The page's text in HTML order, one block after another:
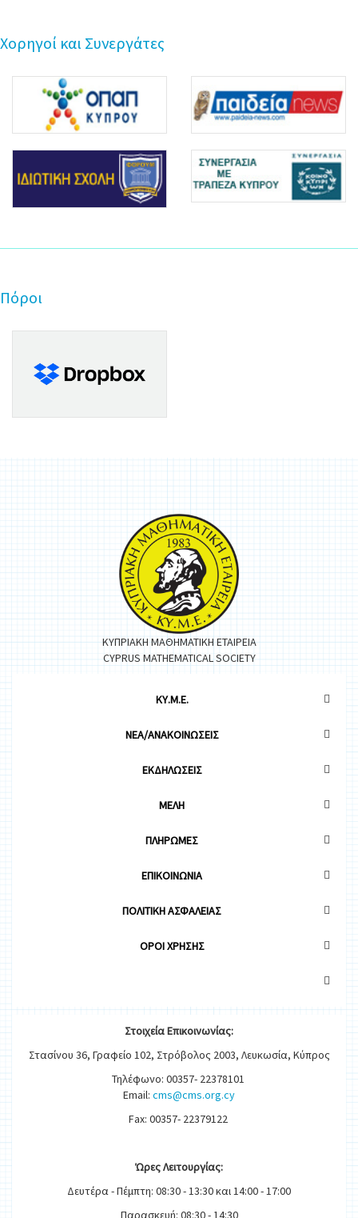
Χορηγοί και Συνεργάτες
Πόροι
ΚΥΠΡΙΑΚΗ ΜΑΘΗΜΑΤΙΚΗ ΕΤΑΙΡΕΙΑ
CYPRUS MATHEMATICAL SOCIETY
ΚΥ.Μ.Ε.
ΝΕΑ/ΑΝΑΚΟΙΝΩΣΕΙΣ
ΕΚΔΗΛΩΣΕΙΣ
ΜΕΛΗ
ΠΛΗΡΩΜΕΣ
ΕΠΙΚΟΙΝΩΝΙΑ
ΠΟΛΙΤΙΚΗ ΑΣΦΑΛΕΙΑΣ
OΡΟΙ ΧΡΗΣΗΣ
ΣτοιχείαΕπικοινωνίας:
Στασίνου 36, Γραφείο 102, Στρόβολος 2003, Λευκωσία, Κύπρος
Τηλέφωνο: 00357- 22378101
Email: cms@cms.org.cy
Fax: 00357- 22379122
ΏρεςΛειτουργίας:
Δευτέρα - Πέμπτη: 08:30 - 13:30 και 14:00 - 17:00
Παρασκευή: 08:30 - 14:30